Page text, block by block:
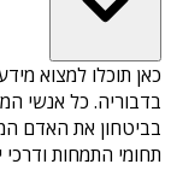
כאן תוכלו למצוא
בדבוריה. כל אנשי
בביטחון את האדם
תחומי התמחות